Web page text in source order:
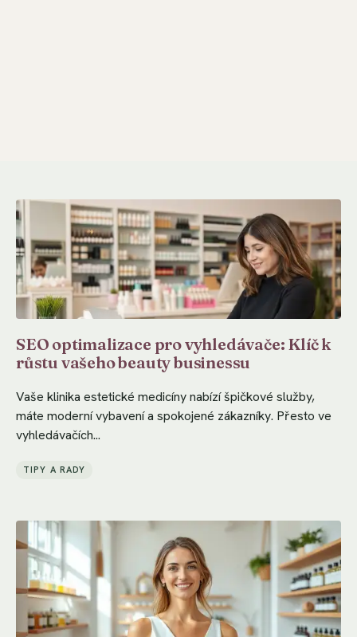
SEO optimalizace pro vyhledávače: Klíč k
růstu vašeho beauty businessu
Vaše klinika estetické medicíny nabízí špičkové služby,
máte moderní vybavení a spokojené zákazníky. Přesto ve
vyhledávačích...
TIPY A RADY